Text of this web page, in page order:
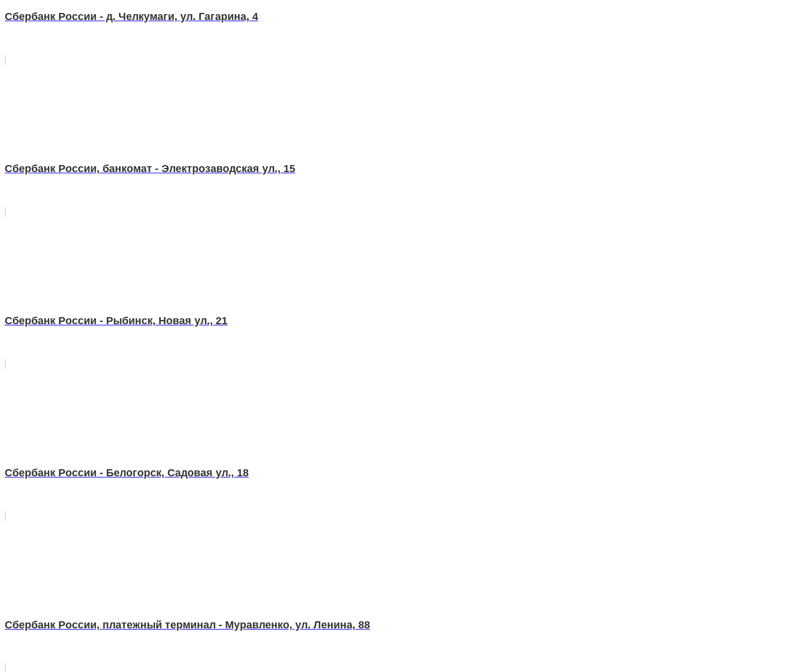
Сбербанк России - д. Челкумаги, ул. Гагарина, 4
Сбербанк России, банкомат - Электрозаводская ул., 15
Сбербанк России - Рыбинск, Новая ул., 21
Сбербанк России - Белогорск, Садовая ул., 18
Сбербанк России, платежный терминал - Муравленко, ул. Ленина, 88